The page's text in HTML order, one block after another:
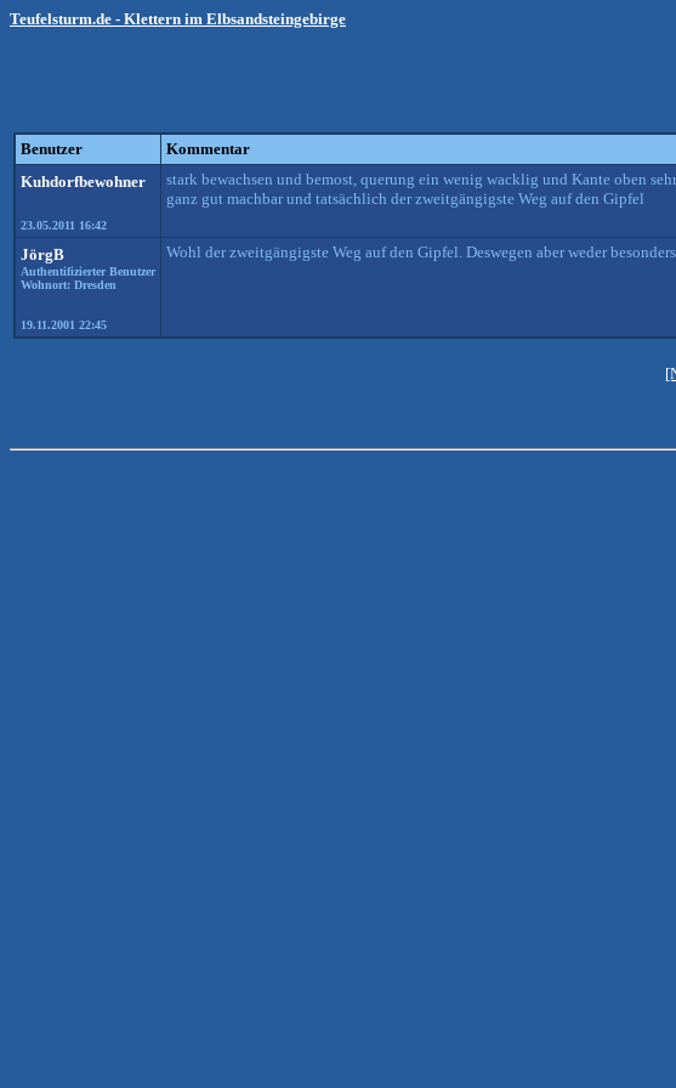
Teufelsturm.de - Klettern im Elbsandsteingebirge
Benutzer Kommentar
Kuhdorfbewohner
23.05.2011 16:42
stark bewachsen und bemost, querung ein wenig wacklig und Kante oben
ganz gut machbar und tatsächlich der zweitgängigste Weg auf den Gipfel
JörgB
Authentifizierter Benutzer
Wohnort: Dresden
19.11.2001 22:45
Wohl der zweitgängigste Weg auf den Gipfel. Deswegen aber weder